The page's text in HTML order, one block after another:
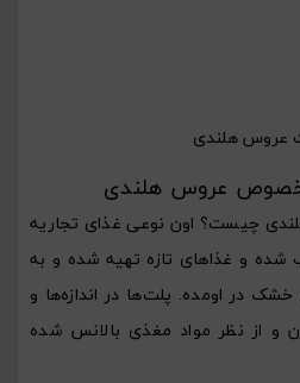
عروس هلندی
چیست؟ اون نوعی غذای تجاریه
شده و غذاهای تازه تهیه شده و به
در اومده. پلت‌ها در اندازه‌ها و
و از نظر مواد مغذی بالانس شده